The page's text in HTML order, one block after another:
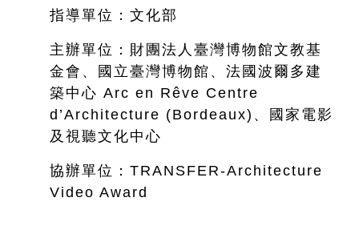
指導單位：文化部
主辦單位：財團法人臺灣博物館文教基
金會、國立臺灣博物館、法國波爾多建
築中心 Arc en Rêve Centre
d’Architecture (Bordeaux)、國家電影
及視聽文化中心
協辦單位：TRANSFER-Architecture
Video Award